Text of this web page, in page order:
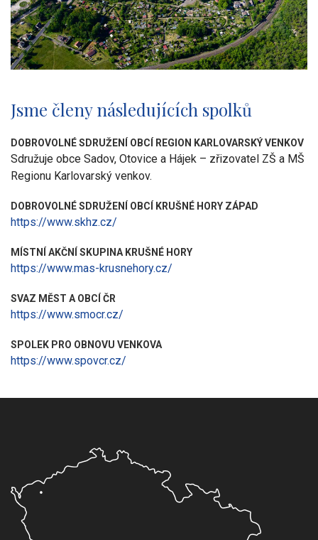
Jsme členy následujících spolků
DOBROVOLNÉ SDRUŽENÍ OBCÍ REGION KARLOVARSKÝ VENKOV
Sdružuje obce Sadov, Otovice a Hájek – zřizovatel ZŠ a MŠ
Regionu Karlovarský venkov.
DOBROVOLNÉ SDRUŽENÍ OBCÍ KRUŠNÉ HORY ZÁPAD
https://www.skhz.cz/
MÍSTNÍ AKČNÍ SKUPINA KRUŠNÉ HORY
https://www.mas-krusnehory.cz/
SVAZ MĚST A OBCÍ ČR
https://www.smocr.cz/
SPOLEK PRO OBNOVU VENKOVA
https://www.spovcr.cz/